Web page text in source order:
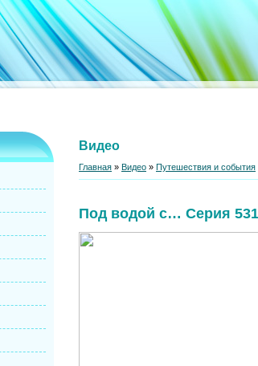
Видео
Главная » Видео » Путешествия и события
Под водой с… Серия 531